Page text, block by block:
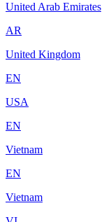
United Arab Emirates
AR
United Kingdom
EN
USA
EN
Vietnam
EN
Vietnam